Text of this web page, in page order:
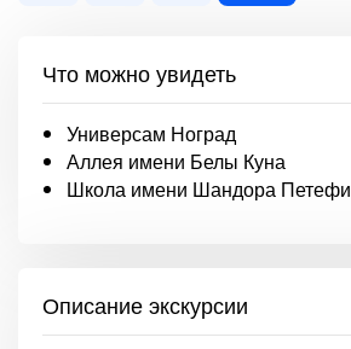
Что можно увидеть
Универсам Ноград
Аллея имени Белы Куна
Школа имени Шандора Петефи
Описание экскурсии